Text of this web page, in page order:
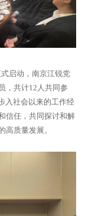
启动，南京江锐党
，共计12人共同参
入社会以来的工作经
信任，共同探讨和解
高质量发展。